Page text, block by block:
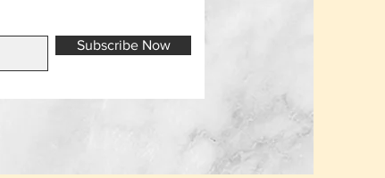
Subscribe Now